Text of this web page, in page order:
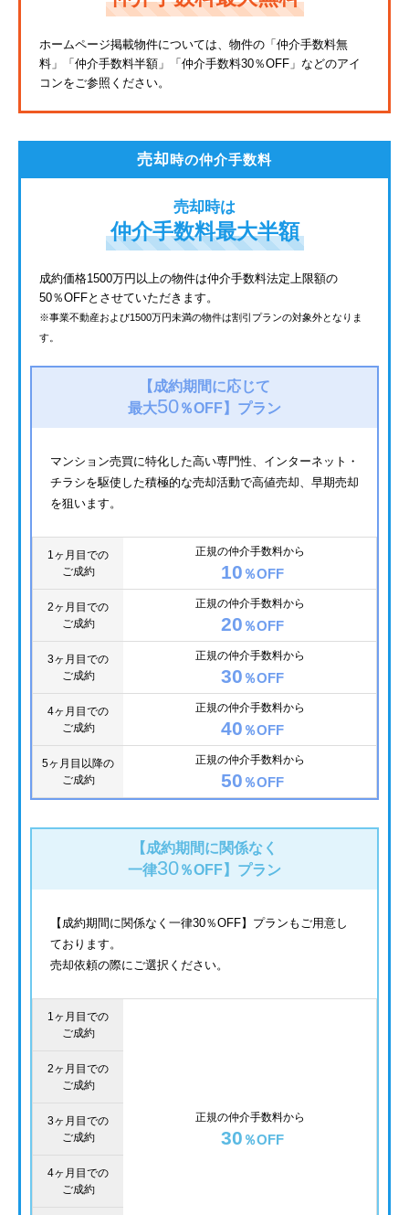
東武東上線
JR鶴見線
京成金町線
ホームページ掲載物件については、物件の「仲介手数料無
料」
「仲介手数料半額」「仲介手数料30％OFF」などのアイ
コンをご参照ください。
売却時の仲介手数料
売却時は
仲介手数料最大半額
成約価格1500万円以上の物件は仲介手数料法定上限額の
50％OFFとさせていただきます。
※事業不動産および1500万円未満の物件は割引プランの対象外となりま
す。
【成約期間に応じて
最大50％OFF】 プラン
マンション売買に特化した高い専門性、インターネット・
チラシを駆使した積極的な売却活動で高値売却、早期売却
を狙います。
1ヶ月目での
ご成約
正規の仲介手数料から
10 ％OFF
2ヶ月目での
ご成約
正規の仲介手数料から
20 ％OFF
3ヶ月目での
ご成約
正規の仲介手数料から
30 ％OFF
4ヶ月目での
ご成約
正規の仲介手数料から
40 ％OFF
5ヶ月目以降の
ご成約
正規の仲介手数料から
50 ％OFF
【成約期間に関係なく
一律30％OFF】 プラン
【成約期間に関係なく一律30％OFF】プランもご用意し
ております。
売却依頼の際にご選択ください。
1ヶ月目での
ご成約
正規の仲介手数料から
30 ％OFF
2ヶ月目での
ご成約
3ヶ月目での
ご成約
4ヶ月目での
ご成約